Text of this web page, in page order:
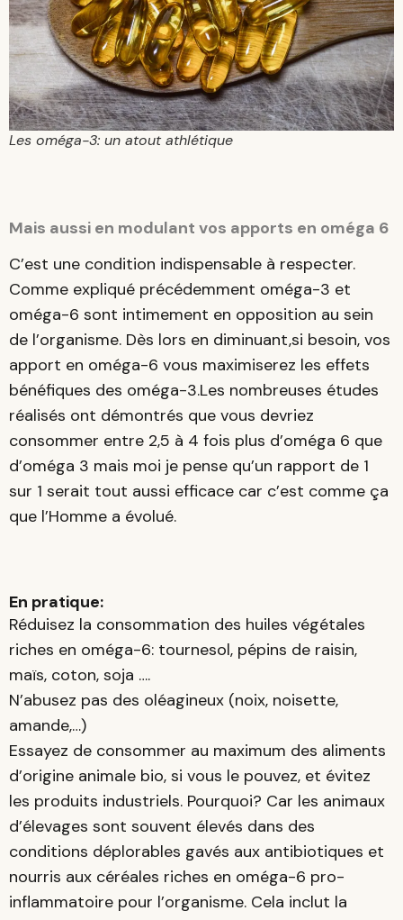
Les oméga-3: un atout athlétique
Mais aussi en modulant vos apports en oméga 6
C’est une condition indispensable à respecter.
Comme expliqué précédemment oméga-3 et
oméga-6 sont intimement en opposition au sein
de l’organisme. Dès lors en diminuant,si besoin, vos
apport en oméga-6 vous maximiserez les effets
bénéfiques des oméga-3.Les nombreuses études
réalisés ont démontrés que vous devriez
consommer entre 2,5 à 4 fois plus d’oméga 6 que
d’oméga 3 mais moi je pense qu’un rapport de 1
sur 1 serait tout aussi efficace car c’est comme ça
que l’Homme a évolué.
En pratique:
Réduisez la consommation des huiles végétales
riches en oméga-6: tournesol, pépins de raisin,
maïs, coton, soja ….
N’abusez pas des oléagineux (noix, noisette,
amande,…)
Essayez de consommer au maximum des aliments
d’origine animale bio, si vous le pouvez, et évitez
les produits industriels. Pourquoi? Car les animaux
d’élevages sont souvent élevés dans des
conditions déplorables gavés aux antibiotiques et
nourris aux céréales riches en oméga-6 pro-
inflammatoire pour l’organisme. Cela inclut la